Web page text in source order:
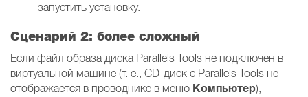
запустить установку.
Сценарий 2: более сложный
Если файл образа диска Parallels Tools не подключен в
виртуальной машине (т. е., CD-диск с Parallels Tools не
отображается в проводнике в меню Компьютер),